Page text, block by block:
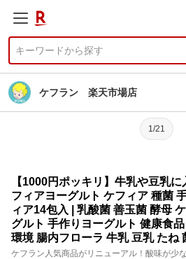
ケフラン 楽天市場店
1/21
【1000円ポッキリ】牛乳や豆乳
フィアヨーグルト ケフィア 種菌
ィア14包入 | 乳酸菌 善玉菌 酵母
グルト 手作りヨーグルト 健康食
環境 腸内フローラ 牛乳 豆乳 たね
ケフラン人気商品がリニューアル！酸味が少